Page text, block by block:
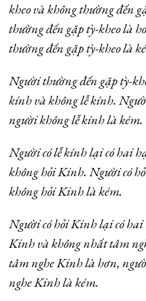
kheo và không thường đến
thườngđến gặp tỳ-kheo là
thường đến gặp tỳ-kheo là
Người thường đến gặp tỳ-
kính và không lễ kính.
người không lễ kính là kém.
Người có lễ kính lại có hai
không hỏi Kinh. Người có
không hỏi Kinh là kém.
Người có hỏi Kinh lại có
Kinh và không nhất tâm
tâm nghe Kinh là hơn,
nghe Kinh là kém.